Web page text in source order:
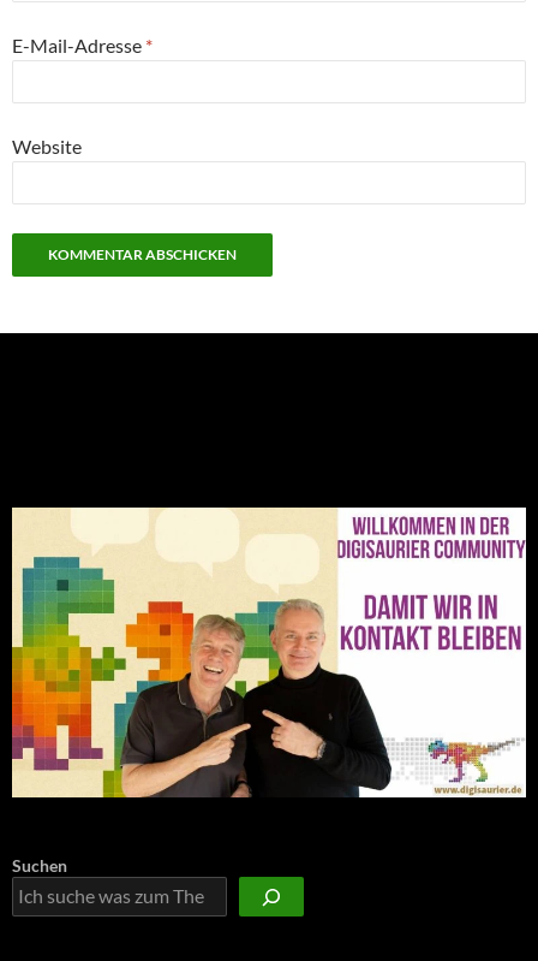
E-Mail-Adresse *
Website
Suchen